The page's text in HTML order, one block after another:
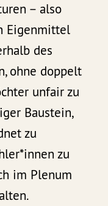
– also
Eigenmittel
des
ohne doppelt
unfair zu
Baustein,
zu
zu
im Plenum